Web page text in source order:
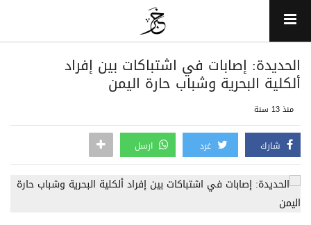
الحديدة: إصابات في اشتباكات بين إفراد
ألكلية البحرية وشباب حارة اليمن
منذ 13 سنة
شارك غرد ارسل